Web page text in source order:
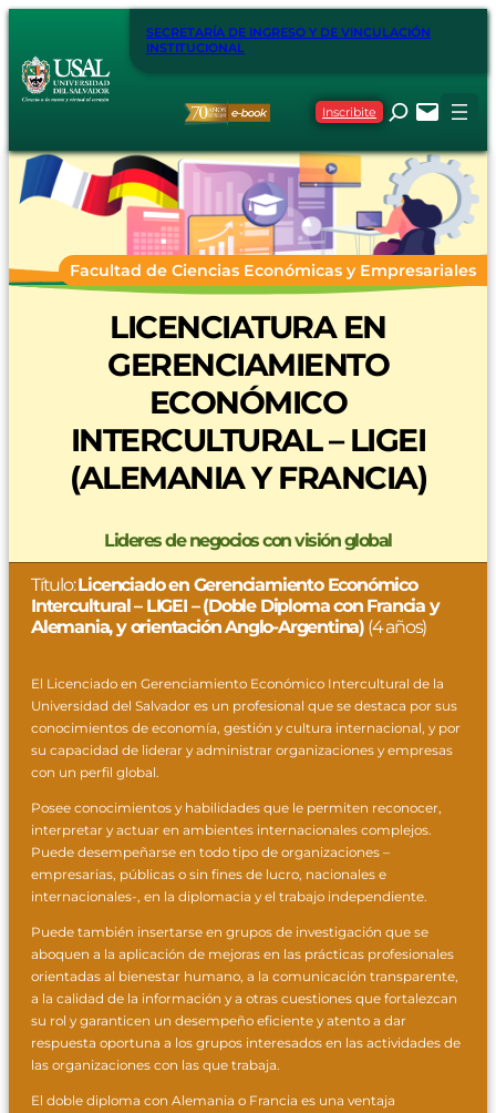
SECRETARÍA DE INGRESO Y DE VINCULACIÓN
INSTITUCIONAL
Inscribite
Facultad de Ciencias Económicas y Empresariales
LICENCIATURA EN
GERENCIAMIENTO
ECONÓMICO
INTERCULTURAL – LIGEI
(ALEMANIA Y FRANCIA)
Lideres de negocios con visión global
Título:Licenciado en Gerenciamiento Económico
Intercultural – LIGEI – (Doble Diploma con Francia y
Alemania, y orientación Anglo-Argentina) (4 años)
El Licenciado en Gerenciamiento Económico Intercultural de la
Universidad del Salvador es un profesional que se destaca por sus
conocimientos de economía, gestión y cultura internacional, y por
su capacidad de liderar y administrar organizaciones y empresas
con un perfil global.
Posee conocimientos y habilidades que le permiten reconocer,
interpretar y actuar en ambientes internacionales complejos.
Puede desempeñarse en todo tipo de organizaciones –
empresarias, públicas o sin fines de lucro, nacionales e
internacionales-, en la diplomacia y el trabajo independiente.
Puede también insertarse en grupos de investigación que se
aboquen a la aplicación de mejoras en las prácticas profesionales
orientadas al bienestar humano, a la comunicación transparente,
a la calidad de la información y a otras cuestiones que fortalezcan
su rol y garanticen un desempeño eficiente y atento a dar
respuesta oportuna a los grupos interesados en las actividades de
las organizaciones con las que trabaja.
El doble diploma con Alemania o Francia es una ventaja